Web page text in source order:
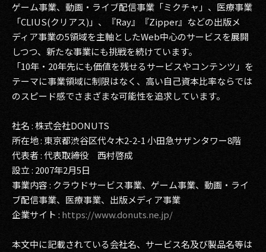
ゲーム事業、動画・ライブ配信事業「ミクチャ」、医療事業
「CLIUS(クリアス)」、『Ray』『Zipper』などの出版メ
ディア事業の5領域を主軸としたWeb中心のサービスを展開
しつつ、新たな事業にも挑戦を続けています。
「10年・20年先にも価値を残せるサービスやコンテンツ」を
テーマに事業領域に制限はなく、高い自己資本比率ならでは
のスピード感でさまざまな可能性を追求しています。
社名 : 株式会社DONUTS
所在地 : 東京都渋谷区代々木2-2-1 小田急サザンタワー8階
代表者 : 代表取締役 西村啓成
設立 : 2007年2月5日
事業内容 : クラウドサービス事業、ゲーム事業、動画・ライ
ブ配信事業、医療事業、出版メディア事業
企業サイト : https://www.donuts.ne.jp/
本文中に記載されている会社名、サービス名及び製品名等は